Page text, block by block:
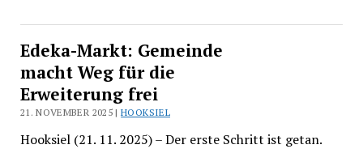
Edeka-Markt: Gemeinde
macht Weg für die
Erweiterung frei
21. NOVEMBER 2025 |HOOKSIEL
Hooksiel (21. 11. 2025) – Der erste Schritt ist getan.